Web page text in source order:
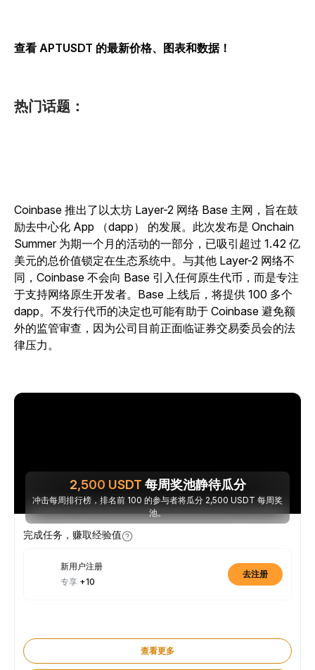
查看 APTUSDT 的最新价格、图表和数据！
热门话题：
Coinbase 推出了以太坊 Layer-2 网络 Base 主网，旨在鼓
励去中心化 App （dapp） 的发展。此次发布是 Onchain
Summer 为期一个月的活动的一部分，已吸引超过 1.42 亿
美元的总价值锁定在生态系统中。与其他 Layer-2 网络不
同，Coinbase 不会向 Base 引入任何原生代币，而是专注
于支持网络原生开发者。Base 上线后，将提供 100 多个
dapp。不发行代币的决定也可能有助于 Coinbase 避免额
外的监管审查，因为公司目前正面临证券交易委员会的法
律压力。
2,500 USDT 每周奖池静待瓜分
冲击每周排行榜，排名前 100 的参与者将瓜分 2,500 USDT 每周奖
池。
完成任务，赚取经验值
新用户注册
专享 +10
去注册
查看更多